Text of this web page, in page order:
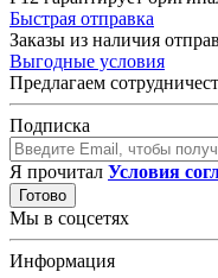
Быстрая отправка
Заказы из наличия
Выгодные условия
Предлагаем
Подписка
Я прочитал Условия
Готово
Мы в соцсетях
Информация